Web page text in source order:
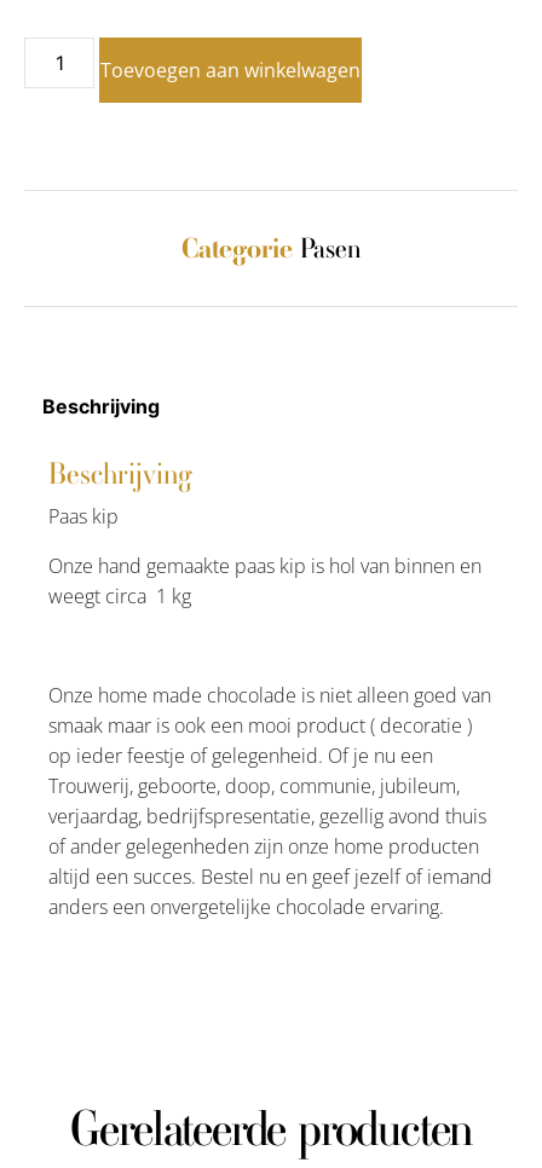
Toevoegen aan winkelwagen
Categorie Pasen
Beschrijving
Beschrijving
Paas kip
Onze hand gemaakte paas kip is hol van binnen en
weegt circa 1 kg
Onze home made chocolade is niet alleen goed van
smaak maar is ook een mooi product ( decoratie )
op ieder feestje of gelegenheid. Of je nu een
Trouwerij, geboorte, doop, communie, jubileum,
verjaardag, bedrijfspresentatie, gezellig avond thuis
of ander gelegenheden zijn onze home producten
altijd een succes. Bestel nu en geef jezelf of iemand
anders een onvergetelijke chocolade ervaring.
Gerelateerde producten